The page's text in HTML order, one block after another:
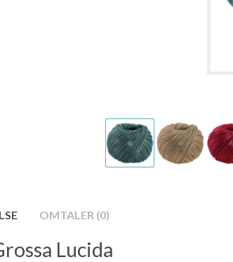
OMTALER (0)
Lucida